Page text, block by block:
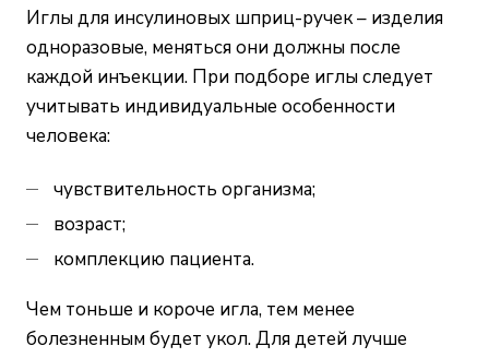
Иглы для инсулиновых шприц-ручек – изделия
одноразовые, меняться они должны после
каждой инъекции. При подборе иглы следует
учитывать индивидуальные особенности
человека:
чувствительность организма;
возраст;
комплекцию пациента.
Чем тоньше и короче игла, тем менее
болезненным будет укол. Для детей лучше